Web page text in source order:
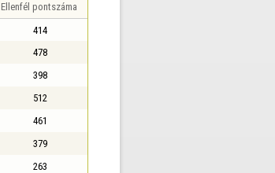
Ellenfél pontszáma
414
478
398
512
461
379
263